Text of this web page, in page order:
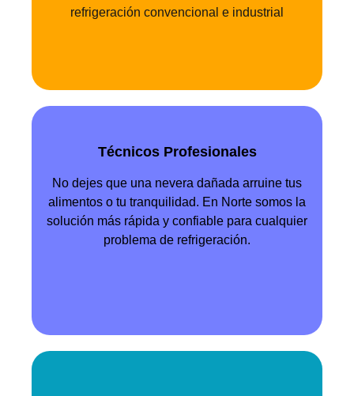
refrigeración convencional e industrial
Técnicos Profesionales
No dejes que una nevera dañada arruine tus
alimentos o tu tranquilidad. En Norte somos la
solución más rápida y confiable para cualquier
problema de refrigeración.